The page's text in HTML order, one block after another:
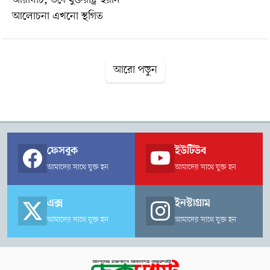
আলোচনা এখনো স্থগিত
আরো পড়ুন
ফেসবুক
আমাদের সাথে যুক্ত হন
ইউটিউব
আমাদের সাথে যুক্ত হন
এক্স
আমাদের সাথে যুক্ত হন
ইনস্টাগ্রাম
আমাদের সাথে যুক্ত হন